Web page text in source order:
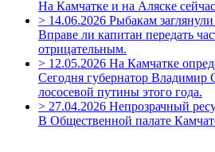
На Камчатке и на Аляске
> 14.06.2026 Рыбакам
Вправе ли капитан передать
отрицательным.
> 12.05.2026 На Камчатке
Сегодня губернатор Владимир
лососевой путины этого года.
> 27.04.2026 Непрозрачный
В Общественной палате